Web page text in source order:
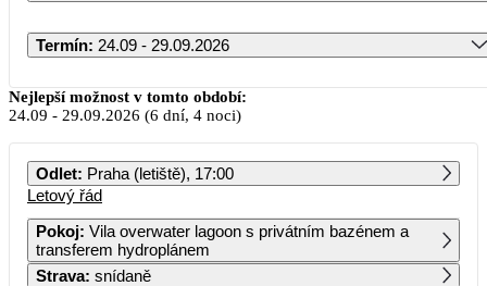
Termín: 24.09 - 29.09.2026
Září 2026
PO ÚT ST ČT PÁ SO NE
82 689 62 509 63 579 96 959 63 319
7
73 069
8
90 789
9 10 11 12 13
65 119
Nejlepší možnost v tomto období:
24.09 - 29.09.2026 (6 dní, 4 noci)
Odlet: Praha (letiště), 17:00
Letový řád
Pokoj: Vila overwater lagoon s privátním bazénem a
transferem hydroplánem
Strava: snídaně